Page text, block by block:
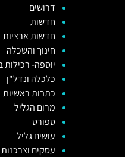
דרושים
חדשות
חדשות ארציות
חינוך והשכלה
יוספה- רכילות
כלכלה ונדל"ן
כתבות ראשיות
מרום הגליל
ספורט
עושים גליל
עסקים וצרכנות